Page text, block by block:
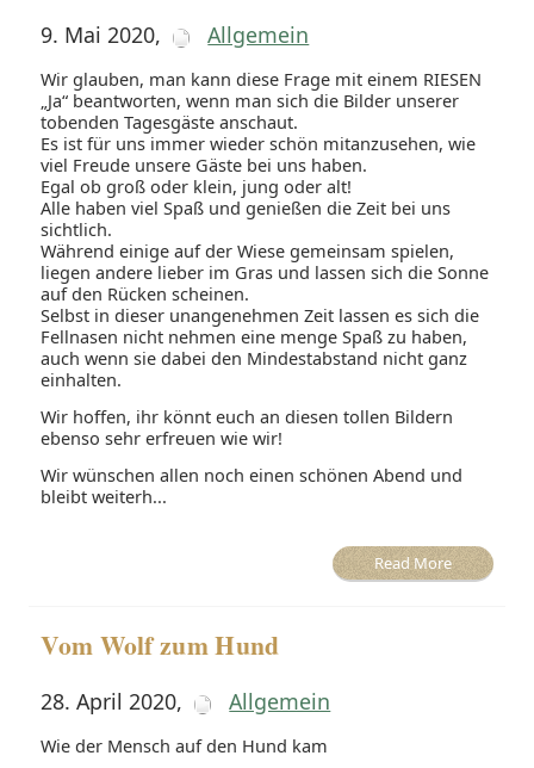
9. Mai 2020, Allgemein
Wir glauben, man kann diese Frage mit einem RIESEN
„Ja“ beantworten, wenn man sich die Bilder unserer
tobenden Tagesgäste anschaut.
Es ist für uns immer wieder schön mitanzusehen, wie
viel Freude unsere Gäste bei uns haben.
Egal ob groß oder klein, jung oder alt!
Alle haben viel Spaß und genießen die Zeit bei uns
sichtlich.
Während einige auf der Wiese gemeinsam spielen,
liegen andere lieber im Gras und lassen sich die Sonne
auf den Rücken scheinen.
Selbst in dieser unangenehmen Zeit lassen es sich die
Fellnasen nicht nehmen eine menge Spaß zu haben,
auch wenn sie dabei den Mindestabstand nicht ganz
einhalten.
Wir hoffen, ihr könnt euch an diesen tollen Bildern
ebenso sehr erfreuen wie wir!
Wir wünschen allen noch einen schönen Abend und
bleibt weiterh...
Read More
Vom Wolf zum Hund
28. April 2020, Allgemein
Wie der Mensch auf den Hund kam